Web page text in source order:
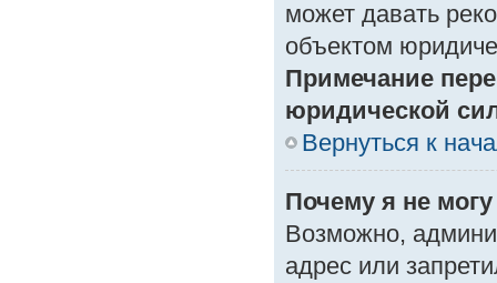
может давать
объектом
Примечание
юридической
Вернуться к
Почему я не
Возможно,
адрес или